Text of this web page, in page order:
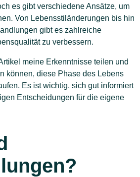
es gibt verschiedene Ansätze, um
Von Lebensstiländerungen bis hin
gibt es zahlreiche
zu verbessern.
meine Erkenntnisse teilen und
können, diese Phase des Lebens
Es ist wichtig, sich gut informiert
Entscheidungen für die eigene